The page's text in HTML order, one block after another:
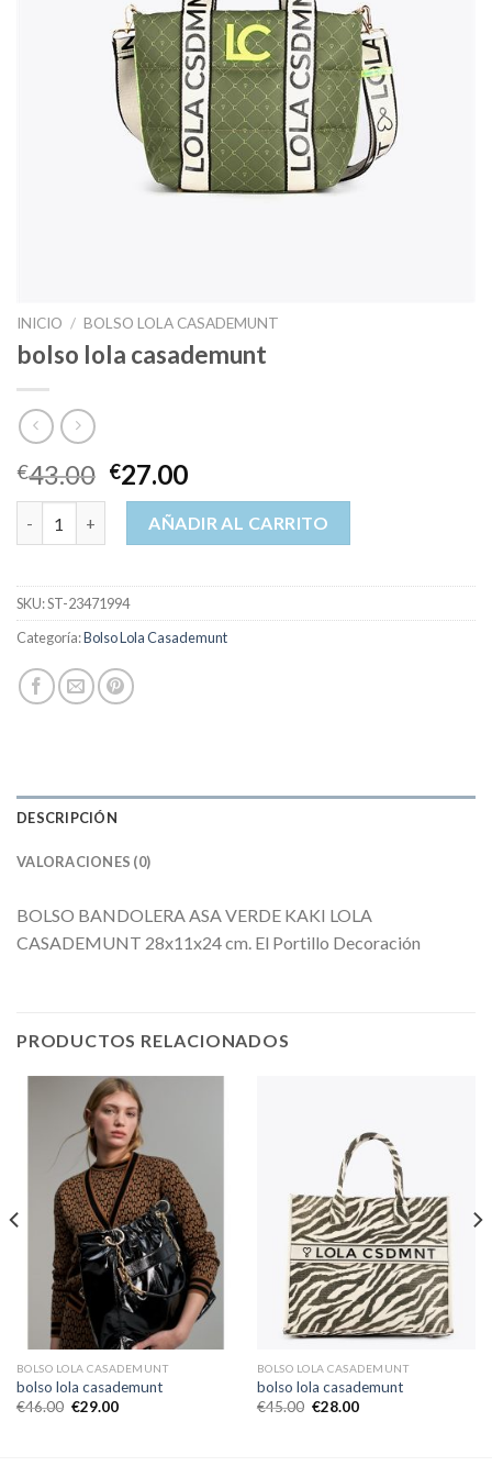
INICIO / BOLSO LOLA CASADEMUNT
bolso lola casademunt
€43.00 €27.00
bolso lola casademunt cantidad
AÑADIR AL CARRITO
SKU:ST-23471994
Categoría:Bolso Lola Casademunt
DESCRIPCIÓN
VALORACIONES (0)
BOLSO BANDOLERA ASA VERDE KAKI LOLA
CASADEMUNT 28x11x24 cm. El Portillo Decoración
PRODUCTOS RELACIONADOS
BOLSO LOLA CASADEMUNT
bolso lola casademunt
€46.00 €29.00
BOLSO LOLA CASADEMUNT
bolso lola casademunt
€45.00 €28.00